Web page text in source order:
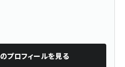
のプロフィールを見る